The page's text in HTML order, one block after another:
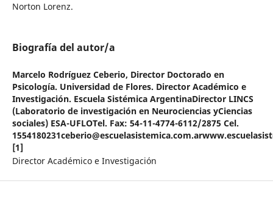
Norton Lorenz.
Biografía del autor/a
Marcelo Rodríguez Ceberio, Director Doctorado en
Psicología. Universidad de Flores. Director Académico e
Investigación. Escuela Sistémica ArgentinaDirector LINCS
(Laboratorio de investigación en Neurociencias yCiencias
sociales) ESA-UFLOTel. Fax: 54-11-4774-6112/2875 Cel.
[1]
Director Académico e Investigación